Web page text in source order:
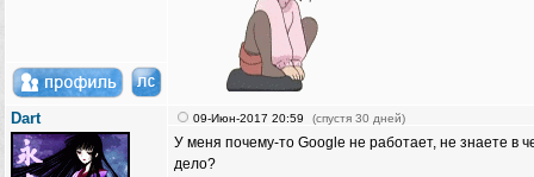
Dart 09-Июн-2017 20:59 (спустя 30 дней)
У меня почему-то Google не работает, не знаете в
дело?